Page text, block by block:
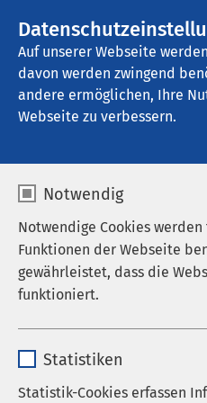
Auf unserer Webseite
davon werden zwingend
andere ermöglichen, Ihre
Webseite zu verbessern.
Notwendig
Notwendige Cookies
Funktionen der Webseite
gewährleistet, dass die
funktioniert.
Anbieter sgalinski
Statistiken
Statistik-Cookies erfassen
AMEOS Poliklinikum
Datenschutz
Hinweise zum
der AMEOS
1. Datenschutz